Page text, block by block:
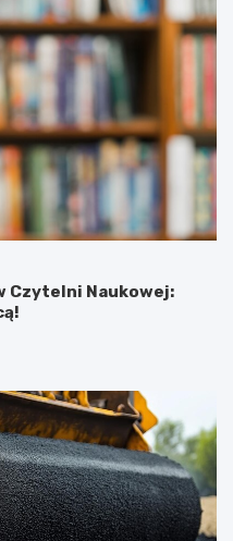
Czytelni Naukowej: